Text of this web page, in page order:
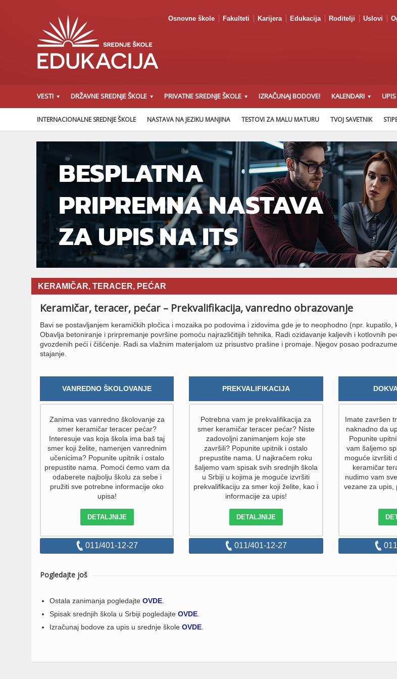
Osnovne škole Fakulteti Karijera Edukacija Roditelji Uslovi
VESTI DRŽAVNE SREDNJE ŠKOLE PRIVATNE SREDNJE ŠKOLE IZRAČUNAJ BODOVE! KALENDARI
INTERNACIONALNE SREDNJE ŠKOLE NASTAVA NA JEZIKU MANJINA TESTOVI ZA MALU MATURU TVOJ SAVETNIK
KERAMIČAR, TERACER, PEĆAR
Keramičar, teracer, pećar – Prekvalifikacija, vanredno obrazovanje
Bavi se postavljanjem keramičkih pločica i mozaika po podovima i zidovima gde je to neophodno (npr. kupatilo,
Obavlja betoniranje i prirpremanje površine pomoću najrazličitijih tehnika. Radi ozidavanje kaljevih i kotlovnih
gvozdenih peći i čišćenje. Radi sa vlažnim materijalom uz prisustvo prašine i promaje. Njegov posao
stajanje.
VANREDNO ŠKOLOVANJE
Zanima vas vanredno školovanje za
smer keramičar teracer pećar?
Interesuje vas koja škola ima baš taj
smer koji želite, namenjen vanrednim
učenicima? Popunite upitnik i ostalo
prepustite nama. Pomoći ćemo vam da
odaberete najbolju školu za sebe i
pružiti sve potrebne informacije oko
upisa!
DETALJNIJE
011/401-12-27
PREKVALIFIKACIJA
Potrebna vam je prekvalifikacija za
smer keramičar teracer pećar? Niste
zadovoljni zanimanjem koje ste
završili? Popunite upitnik i ostalo
prepustite nama. U najkraćem roku
šaljemo vam spisak svih srednjih škola
u Srbiji u kojima je moguće izvršiti
prekvalifikaciju za smer koji želite, kao i
informacije za upis!
DETALJNIJE
011/401-12-27
Imate završen
naknadno da
Popunite
vam šaljemo
moguće izvršiti
keramičar
nudimo vam
vezane za upis,
Pogledajte još
Ostala zanimanja pogledajte OVDE
Spisak srednjih škola u Srbiji pogledajte OVDE
Izračunaj bodove za upis u srednje škole OVDE